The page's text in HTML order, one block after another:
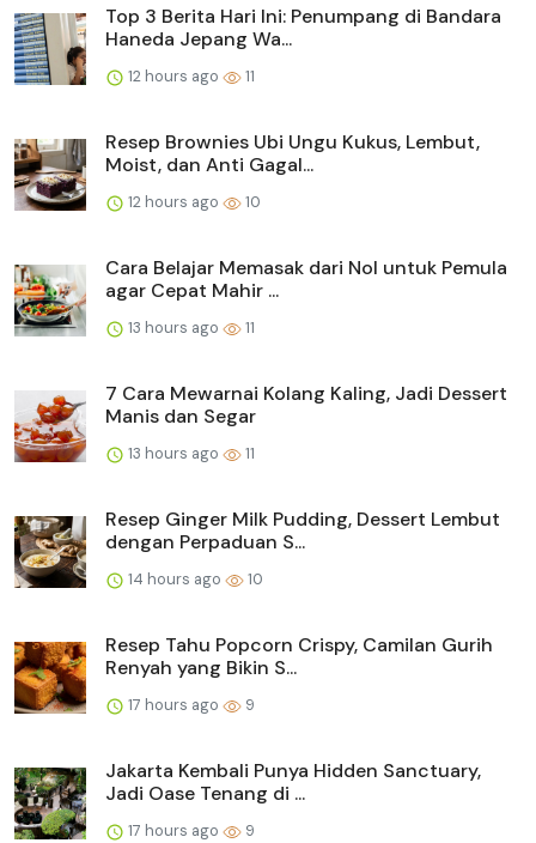
Top 3 Berita Hari Ini: Penumpang di Bandara
Haneda Jepang Wa...
12 hours ago 11
Resep Brownies Ubi Ungu Kukus, Lembut,
Moist, dan Anti Gagal...
12 hours ago 10
Cara Belajar Memasak dari Nol untuk Pemula
agar Cepat Mahir ...
13 hours ago 11
7 Cara Mewarnai Kolang Kaling, Jadi Dessert
Manis dan Segar
13 hours ago 11
Resep Ginger Milk Pudding, Dessert Lembut
dengan Perpaduan S...
14 hours ago 10
Resep Tahu Popcorn Crispy, Camilan Gurih
Renyah yang Bikin S...
17 hours ago 9
Jakarta Kembali Punya Hidden Sanctuary,
Jadi Oase Tenang di ...
17 hours ago 9